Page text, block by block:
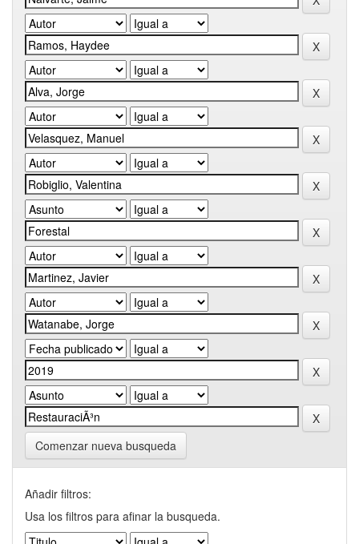
Comenzar nueva busqueda
Añadir filtros:
Usa los filtros para afinar la busqueda.